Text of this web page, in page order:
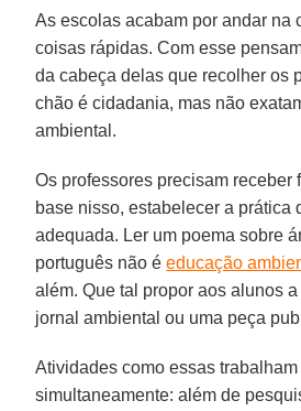
As escolas acabam por andar na
coisas rápidas. Com esse
da cabeça delas que recolher os
chão é cidadania, mas não
ambiental.
Os professores precisam receber
base nisso, estabelecer a prática
adequada. Ler um poema sobre
português não éeducação
além. Que tal propor aos alunos
jornal ambiental ou uma peça
Atividades como essas
simultaneamente: além de